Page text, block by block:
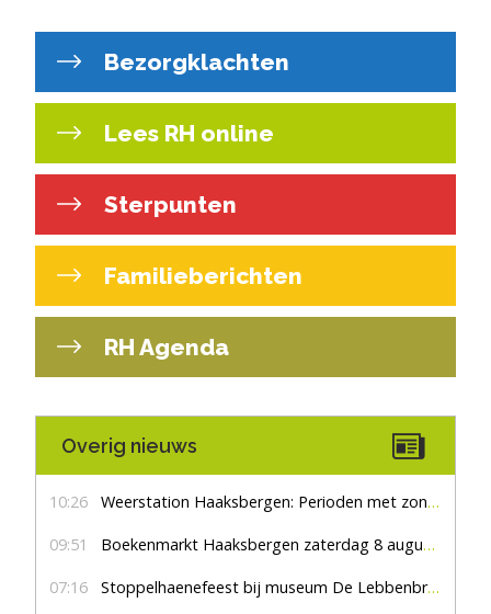
Bezorgklachten
Lees RH online
Sterpunten
Familieberichten
RH Agenda
Overig nieuws
10:26 Weerstation Haaksbergen: Perioden met zon en droog
09:51 Boekenmarkt Haaksbergen zaterdag 8 augustus, marktplein Haaksbergen
07:16 Stoppelhaenefeest bij museum De Lebbenbrugge